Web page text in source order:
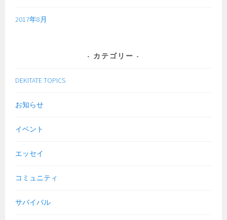
2017年8月
カテゴリー
DEKITATE TOPICS
お知らせ
イベント
エッセイ
コミュニティ
サバイバル